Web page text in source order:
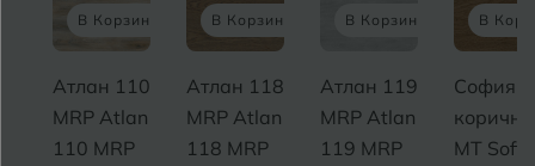
В Корзину
Атлан 110
MRP Atlan
110 MRP
В Корзину
Атлан 118
MRP Atlan
118 MRP
В Корзину
Атлан 119
MRP Atlan
119 MRP
В Корзину
София
коричневый
MT Sofia